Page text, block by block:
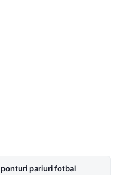
pariuri fotbal